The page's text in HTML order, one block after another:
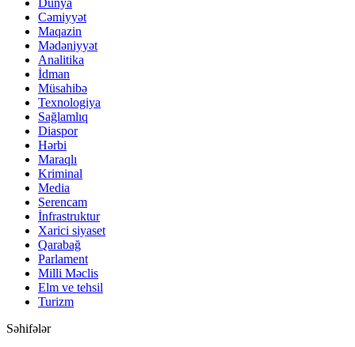
Dünya
Cəmiyyət
Maqazin
Mədəniyyət
Analitika
İdman
Müsahibə
Texnologiya
Sağlamlıq
Diaspor
Hərbi
Maraqlı
Kriminal
Media
Serencam
İnfrastruktur
Xarici siyaset
Qarabağ
Parlament
Milli Məclis
Elm ve tehsil
Turizm
Səhifələr